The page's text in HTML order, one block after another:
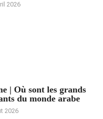
2026
| Où sont les grands
du monde arabe
2026